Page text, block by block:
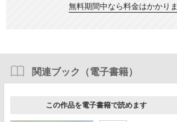
無料期間中なら料金はかかりま
関連ブック（電子書籍）
この作品を電子書籍で読めます